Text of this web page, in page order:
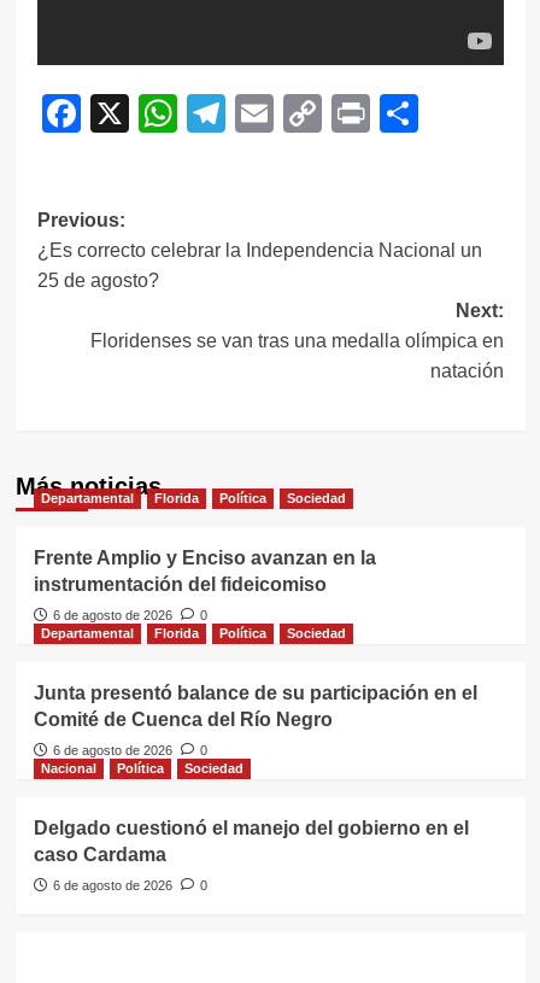
Facebook
X WhatsApp
Telegram
EmailCopy
Print
Navegación
de
entradas
Previous:
¿Es correcto celebrar la Independencia Nacional un
25 de agosto?
Next:
Floridenses se van tras una medalla olímpica en
natación
Más noticias
Departamental Florida Política Sociedad
Frente Amplio y Enciso avanzan en la
instrumentación del fideicomiso
6 de agosto de 2026
0
Departamental
Florida Política Sociedad
Junta presentó balance de su participación en el
Comité de Cuenca del Río Negro
6 de agosto de 2026
0
Nacional
Política Sociedad
Delgado cuestionó el manejo del gobierno en el
caso Cardama
6 de agosto de 2026 0